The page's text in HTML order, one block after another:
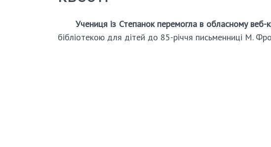
Учениця із Степанок перемогла в обласному веб-
бібліотекою для дітей до 85-річчя письменниці М.